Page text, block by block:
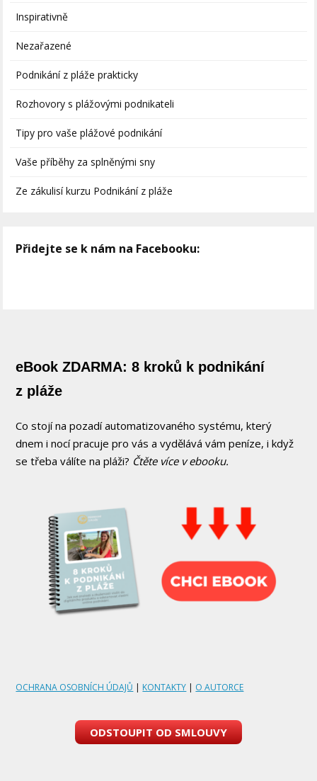
Inspirativně
Nezařazené
Podnikání z pláže prakticky
Rozhovory s plážovými podnikateli
Tipy pro vaše plážové podnikání
Vaše příběhy za splněnými sny
Ze zákulisí kurzu Podnikání z pláže
Přidejte se k nám na Facebooku:
eBook ZDARMA: 8 kroků k podnikání
z pláže
Co stojí na pozadí automatizovaného systému, který
dnem i nocí pracuje pro vás a vydělává vám peníze, i když
se třeba válíte na pláži? Čtěte více v ebooku.
OCHRANA OSOBNÍCH ÚDAJŮ | KONTAKTY | O AUTORCE
ODSTOUPIT OD SMLOUVY